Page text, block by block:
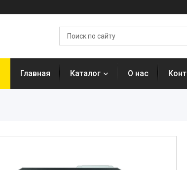
Главная Каталог О нас